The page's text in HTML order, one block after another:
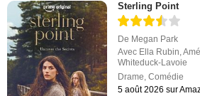
Sterling Point
De Megan Park
Avec Ella Rubin,
Whiteduck-Lavoie
Drame,Comédie
5 août 2026 sur